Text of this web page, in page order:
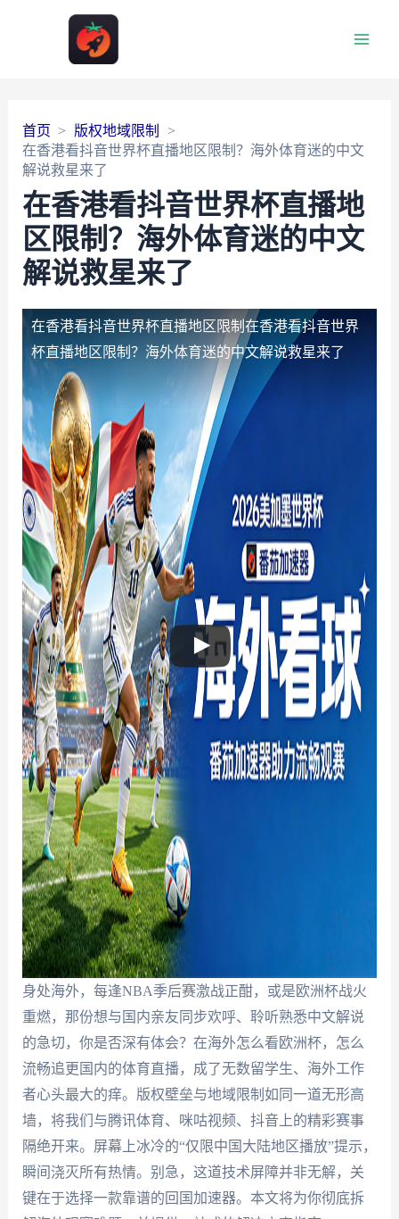
首页
版权地域限制
在香港看抖音世界杯直播地区限制？海外体育迷的中文
解说救星来了
在香港看抖音世界杯直播地
区限制？海外体育迷的中文
解说救星来了
在香港看抖音世界杯直播地区限制在香港看抖音世界
杯直播地区限制？海外体育迷的中文解说救星来了
身处海外，每逢NBA季后赛激战正酣，或是欧洲杯战火
重燃，那份想与国内亲友同步欢呼、聆听熟悉中文解说
的急切，你是否深有体会？在海外怎么看欧洲杯，怎么
流畅追更国内的体育直播，成了无数留学生、海外工作
者心头最大的痒。版权壁垒与地域限制如同一道无形高
墙，将我们与腾讯体育、咪咕视频、抖音上的精彩赛事
隔绝开来。屏幕上冰冷的“仅限中国大陆地区播放”提示，
瞬间浇灭所有热情。别急，这道技术屏障并非无解，关
键在于选择一款靠谱的回国加速器。本文将为你彻底拆